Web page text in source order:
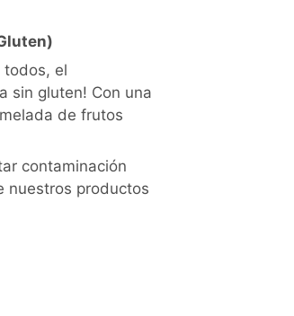
todos, el
sin gluten! Con una
de frutos
contaminación
nuestros productos